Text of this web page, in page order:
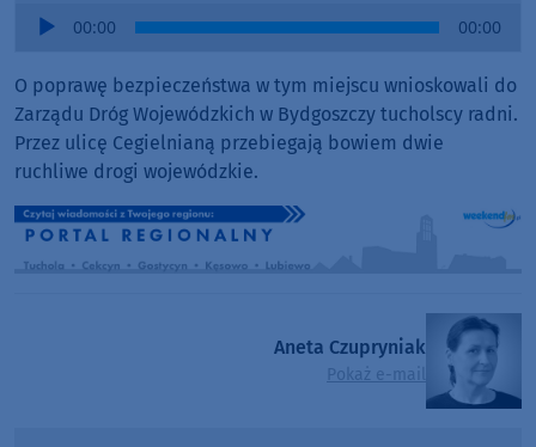
Audio
00:00 00:00
O poprawę bezpieczeństwa w tym miejscu wnioskowali do
Zarządu Dróg Wojewódzkich w Bydgoszczy tucholscy radni.
Przez ulicę Cegielnianą przebiegają bowiem dwie
ruchliwe drogi wojewódzkie.
Aneta Czupryniak
Pokaż e-mail